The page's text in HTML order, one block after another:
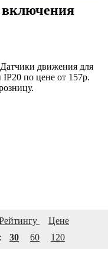
движения для
по цене от 157р.
Цене
30 60 120